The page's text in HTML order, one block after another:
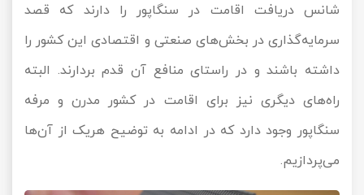
شانس دریافت اقامت در سنگاپور را دارند که قصد
سرمایه‌گذاری در بخش‌های صنعتی و اقتصادی این کشور را
داشته باشند و در راستای منافع آن قدم بردارند. البته
راه‌های دیگری نیز برای اقامت در کشور مدرن و مرفه
سنگاپور وجود دارد که در ادامه به توضیح هریک از آن‌ها
می‌پردازیم.